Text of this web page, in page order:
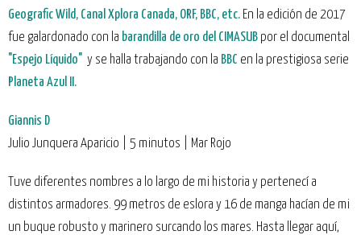
Geografic Wild, Canal Xplora Canada, ORF, BBC, etc. En la edición de 2017
fue galardonado con la barandilla de oro del CIMASUB por el documental
"Espejo Líquido" y se halla trabajando con la BBC en la prestigiosa serie
Planeta Azul II.
Giannis D
Julio Junquera Aparicio | 5 minutos | Mar Rojo
Tuve diferentes nombres a lo largo de mi historia y pertenecí a
distintos armadores. 99 metros de eslora y 16 de manga hacían de mi
un buque robusto y marinero surcando los mares. Hasta llegar aquí,